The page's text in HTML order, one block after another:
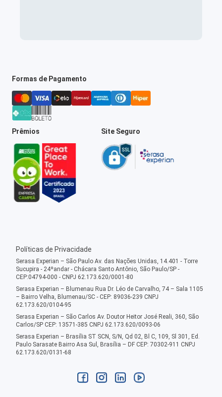
Formas de Pagamento
Prêmios Site Seguro
Políticas de Privacidade
Serasa Experian – São Paulo Av. das Nações Unidas, 14.401 - Torre
Sucupira - 24ºandar - Chácara Santo Antônio, São Paulo/SP -
CEP:04794-000 - CNPJ 62.173.620/0001-80
Serasa Experian – Blumenau Rua Dr. Léo de Carvalho, 74 – Sala 1105
– Bairro Velha, Blumenau/SC - CEP: 89036-239 CNPJ
62.173.620/0104-95
Serasa Experian – São Carlos Av. Doutor Heitor José Reali, 360, São
Carlos/SP CEP: 13571-385 CNPJ 62.173.620/0093-06
Serasa Experian – Brasília ST SCN, S/N, Qd 02, Bl C, 109, Sl 301, Ed.
Paulo Sarasate Bairro Asa Sul, Brasília – DF CEP: 70302-911 CNPJ
62.173.620/0131-68